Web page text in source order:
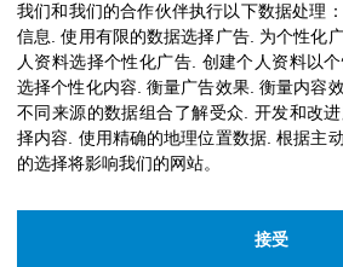
我们和我们的合作伙伴执行以下数据处理：
信息
.使用有限的数据选择广告. 为个性化
人资料选择个性化广告 创建个人资料以
选择个性化内容 .衡量广告效果.衡量内容
不同来源的数据组合了解受众 开发和改
择内容
使用精确的地理位置数据 .根据主
的选择将影响我们的网站。
接受